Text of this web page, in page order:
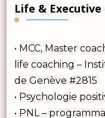
Life & Executive
• MCC, Master
life coaching –
de Genève #2815
• Psychologie
• PNL –